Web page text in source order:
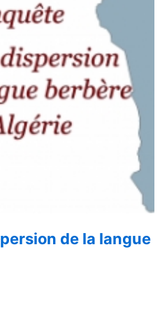
de la langue